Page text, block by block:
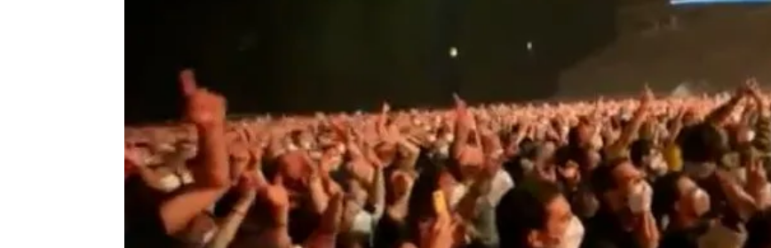
Antena 3 Noticias |Rosario Miñano
Publicado:27 de abril de 2021, 17:41 Whatsapp
Facebook
X Linkedin
El concierto deLove of Lesbiancelebrado en Barcelona hace unas semanas, se
trataba de
una prueba pilotopara los científicos, para tratar de
averiguar el
impacto que tenía el coronavirusen los eventos masivos.